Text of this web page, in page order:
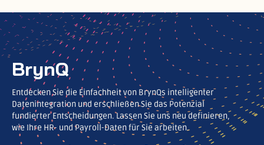
BrynQ
Entdecken Sie die Einfachheit von BrynQs intelligenter
Datenintegration und erschließen Sie das Potenzial
fundierter Entscheidungen. Lassen Sie uns neu definieren,
wie Ihre HR- und Payroll-Daten für Sie arbeiten.